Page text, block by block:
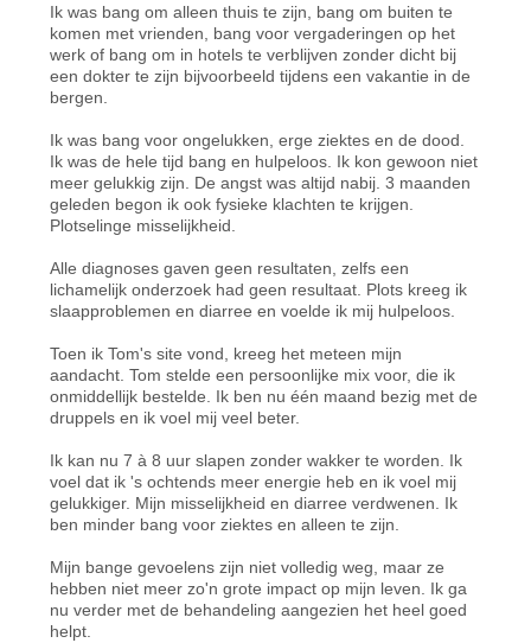
Ik was bang om alleen thuis te zijn, bang om buiten te
komen met vrienden, bang voor vergaderingen op het
werk of bang om in hotels te verblijven zonder dicht bij
een dokter te zijn bijvoorbeeld tijdens een vakantie in de
bergen.
Ik was bang voor ongelukken, erge ziektes en de dood.
Ik was de hele tijd bang en hulpeloos. Ik kon gewoon niet
meer gelukkig zijn. De angst was altijd nabij. 3 maanden
geleden begon ik ook fysieke klachten te krijgen.
Plotselinge misselijkheid.
Alle diagnoses gaven geen resultaten, zelfs een
lichamelijk onderzoek had geen resultaat. Plots kreeg ik
slaapproblemen en diarree en voelde ik mij hulpeloos.
Toen ik Tom's site vond, kreeg het meteen mijn
aandacht. Tom stelde een persoonlijke mix voor, die ik
onmiddellijk bestelde. Ik ben nu één maand bezig met de
druppels en ik voel mij veel beter.
Ik kan nu 7 à 8 uur slapen zonder wakker te worden. Ik
voel dat ik 's ochtends meer energie heb en ik voel mij
gelukkiger. Mijn misselijkheid en diarree verdwenen. Ik
ben minder bang voor ziektes en alleen te zijn.
Mijn bange gevoelens zijn niet volledig weg, maar ze
hebben niet meer zo'n grote impact op mijn leven. Ik ga
nu verder met de behandeling aangezien het heel goed
helpt.